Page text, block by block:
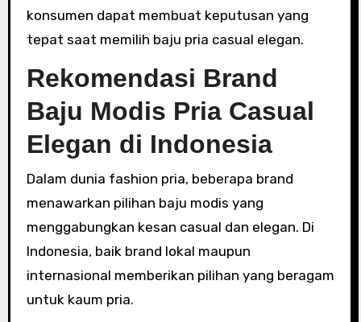
konsumen dapat membuat keputusan yang
tepat saat memilih baju pria casual elegan.
Rekomendasi Brand
Baju Modis Pria Casual
Elegan di Indonesia
Dalam dunia fashion pria, beberapa brand
menawarkan pilihan baju modis yang
menggabungkan kesan casual dan elegan. Di
Indonesia, baik brand lokal maupun
internasional memberikan pilihan yang beragam
untuk kaum pria.